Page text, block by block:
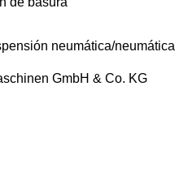
neumática/neumática
GmbH & Co. KG